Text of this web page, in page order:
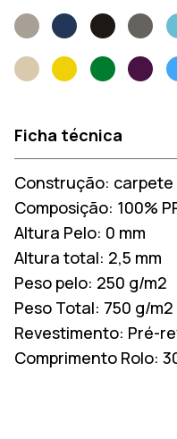
Ficha técnica
Construção: carpete
Composição: 100%
Altura Pelo: 0 mm
Altura total: 2,5 mm
Peso pelo: 250 g/m2
Peso Total: 750 g/m2
Revestimento: Pré-
Comprimento Rolo: